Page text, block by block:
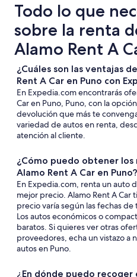
Todo lo que
sobre la renta
Alamo Rent A
¿Cuáles son las ventajas
Rent A Car en Puno con
En Expedia.com encontrarás
Car en Puno, Puno, con la
devolución que más te
variedad de autos en renta,
atención al cliente.
¿Cómo puedo obtener
Alamo Rent A Car en Puno?
En Expedia.com, renta un auto
mejor precio. Alamo Rent A Car
precio varía según las fechas
Los autos económicos o
baratos. Si quieres ver otras
proveedores, echa un vistazo a
autos en Puno.
¿En dónde puedo